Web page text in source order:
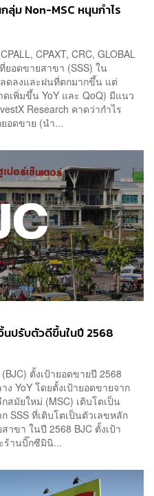
ลุ่ม Non-MSC หนุนกำไร
CPAXT, CRC, GLOBAL
ยอดขายสาขา (SSS) ใน
ดลงและฝนที่ตกมากขึ้น แต่
เพิ่มขึ้น YoY และ QoQ) มีแนว
Research คาดว่ากำไร
ยอดขาย (นำ...
นปรับตัวดีขึ้นในปี 2568
ตั้งเป้ายอดขายปี 2568
ง YoY โดยตั้งเป้ายอดขายจาก
มัยใหม่ (MSC) เติบโตเป็น
SSS ที่เติบโตเป็นตัวเลขหลัก
าขา ในปี 2568 BJC ตั้งเป้า
ร้านบิ๊กซีมินิ...